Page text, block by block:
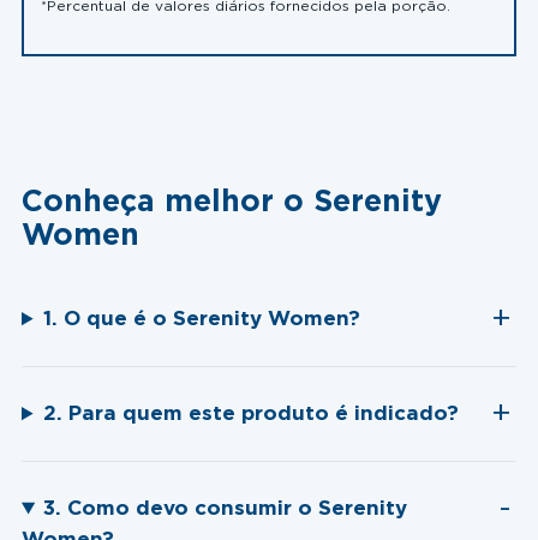
*Percentual de valores diários fornecidos pela porção.
Conheça melhor o Serenity
Women
1. O que é o Serenity Women?
2. Para quem este produto é indicado?
3. Como devo consumir o Serenity